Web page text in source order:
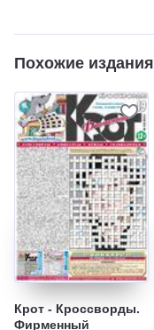
Похожие издания
Крот - Кроссворды.
Фирменный